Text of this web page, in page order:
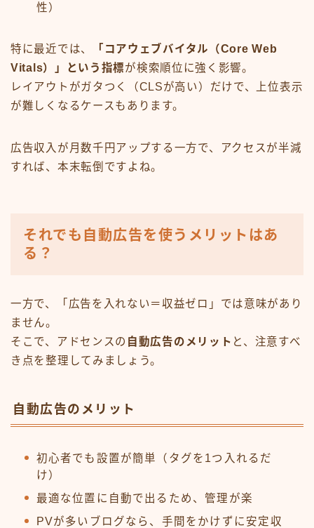
性）
特に最近では、
「コアウェブバイタル（Core Web
Vitals）」という指標が検索順位に強く影響。
レイアウトがガタつく（CLSが高い）だけで、上位表示
が難しくなるケースもあります。
広告収入が月数千円アップする一方で、アクセスが半減
すれば、本末転倒ですよね。
それでも自動広告を使うメリットはあ
る？
一方で、「広告を入れない＝収益ゼロ」では意味があり
ません。
そこで、アドセンスの 自動広告のメリット と、注意すべ
き点を整理してみましょう。
自動広告のメリット
初心者でも設置が簡単（タグを1つ入れるだ
け）
最適な位置に自動で出るため、管理が楽
PVが多いブログなら、手間をかけずに安定収